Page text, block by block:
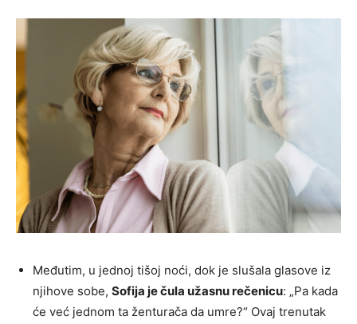
Međutim, u jednoj tišoj noći, dok je slušala glasove iz
njihove sobe, Sofija je čula užasnu rečenicu: „Pa kada
će već jednom ta ženturača da umre?“ Ovaj trenutak